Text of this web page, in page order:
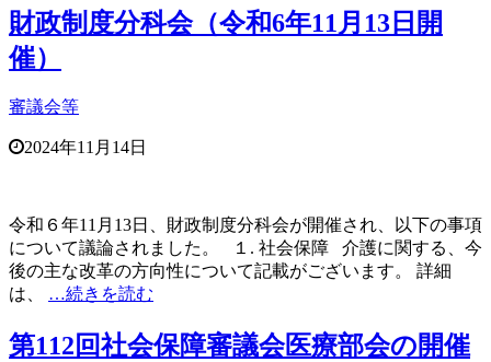
財政制度分科会（令和6年11月13日開
催）
審議会等
2024年11月14日
令和６年11月13日、財政制度分科会が開催され、以下の事項
について議論されました。 １. 社会保障 介護に関する、今
後の主な改革の方向性について記載がございます。 詳細
は、 …続きを読む
第112回社会保障審議会医療部会の開催